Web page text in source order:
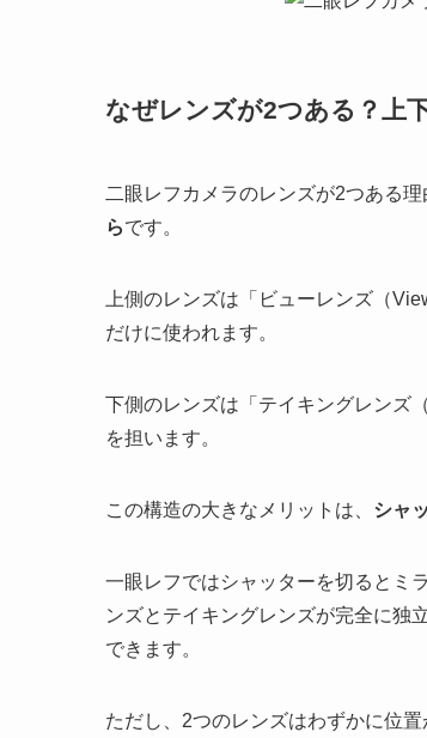
なぜレンズが2つある？上
二眼レフカメラのレンズが2つある理
らです。
上側のレンズは「ビューレンズ（
だけに使われます。
下側のレンズは「テイキングレンズ
を担います。
この構造の大きなメリットは、 シャ
一眼レフではシャッターを切るとミ
ンズとテイキングレンズが完全に独
できます。
ただし、2つのレンズはわずかに位